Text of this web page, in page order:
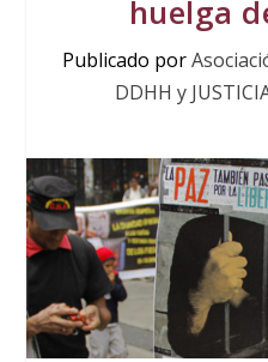
huelga
Publicado por
DDHH y